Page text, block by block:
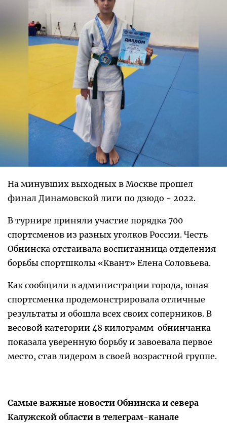
На минувших выходных в Москве прошел
финал Динамовской лиги по дзюдо - 2022.
В турнире приняли участие порядка 700
спортсменов из разных уголков России. Честь
Обнинска отстаивала воспитанница отделения
борьбы спортшколы «Квант» Елена Соловьева.
Как сообщили в администрации города, юная
спортсменка продемонстрировала отличные
результаты и обошла всех своих соперников. В
весовой категории 48 килограмм обнинчанка
показала уверенную борьбу и завоевала первое
место, став лидером в своей возрастной группе.
Самые важные новости Обнинска и севера
Калужской области в телеграм-канале